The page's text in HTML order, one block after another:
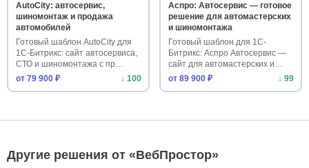
AutoCity: автосервис,
шиномонтаж и продажа
автомобилей
Готовый шаблон AutoCity для
1С-Битрикс: сайт автосервиса,
СТО и шиномонтажа с пр…
от 79 900 ₽
↓ 100
Аспро: Автосервис — готовое
решение для автомастерских
и шиномонтажа
Готовый шаблон для 1С-
Битрикс: Аспро Автосервис —
сайт для автомастерских и
шино…
от 89 900 ₽ ↓ 99
Другие решения от «ВебПростор»